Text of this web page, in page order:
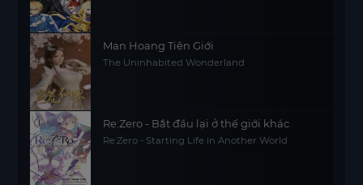
Man Hoang Tiên Giới
The Uninhabited Wonderland
Re:Zero - Bắt đầu lại ở thế giới khác
Re:Zero - Starting Life in Another World